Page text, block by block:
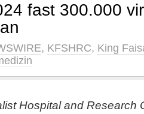
fast 300.000
, KFSHRC, King
Hospital and Research